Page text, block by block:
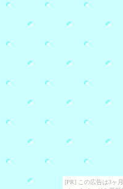
[PR] この広告は3ヶ